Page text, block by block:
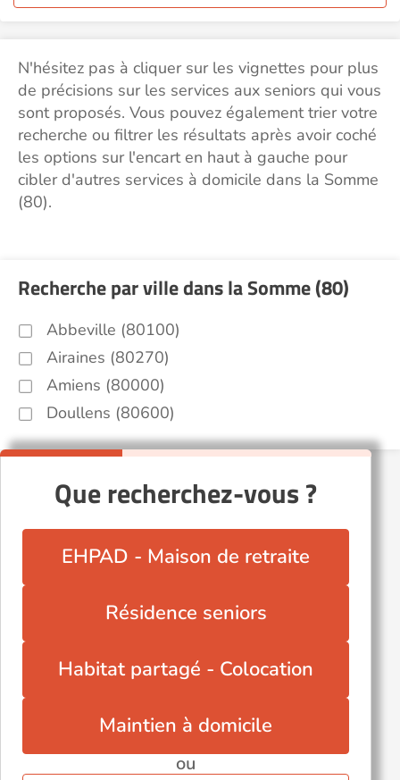
N'hésitez pas à cliquer sur les vignettes pour plus
de précisions sur les services aux seniors qui vous
sont proposés. Vous pouvez également trier votre
recherche ou filtrer les résultats après avoir coché
les options sur l'encart en haut à gauche pour
cibler d'autres services à domicile dans la Somme
(80).
Recherche par ville dans la Somme (80)
Abbeville (80100)
Airaines (80270)
Amiens (80000)
Doullens (80600)
Que recherchez-vous ?
EHPAD - Maison de retraite
Résidence seniors
Habitat partagé - Colocation
Maintien à domicile
ou